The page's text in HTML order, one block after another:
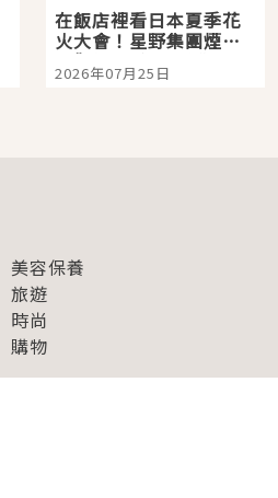
在飯店裡看日本夏季花
火大會！星野集團煙火
景觀飯店6選，讓你不用
人擠人悠閒欣賞
2026年07月25日
美容保養
旅遊
時尚
購物